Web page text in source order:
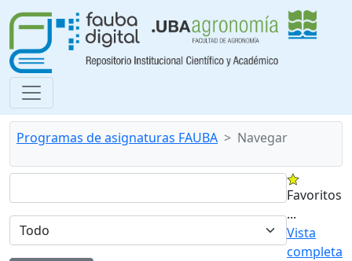
Programas de asignaturas FAUBA Navegar
Favoritos
...
Vista
completa